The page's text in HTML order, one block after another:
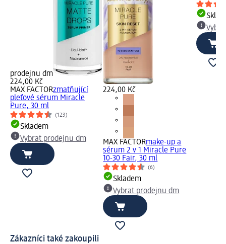
prodejnu dm
224,00 Kč
MAX FACTORzmatňující
pleťové sérum Miracle
Pure, 30 ml
(123)
Skladem
Vybrat prodejnu dm
224,00 Kč
MAX FACTORmake-up a
sérum 2 v 1 Miracle Pure
10-30 Fair, 30 ml
(6)
Skladem
Vybrat prodejnu dm
Zákazníci také zakoupili